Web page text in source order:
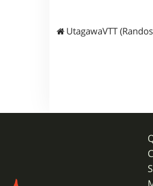
UtagawaVTT